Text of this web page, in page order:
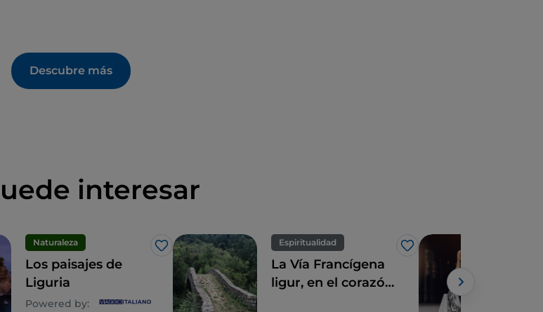
Descubre más
interesar
Naturaleza
Me gusta
Los paisajes de
Liguria
Powered by:
Espiritualidad
Me gusta
La Vía Francígena
ligur, en el corazón